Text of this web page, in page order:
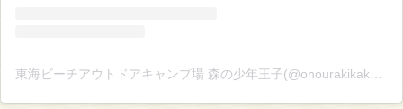
東海ビーチアウトドアキャンプ場 森の少年王子(@onourakikaku)がシェアした投稿